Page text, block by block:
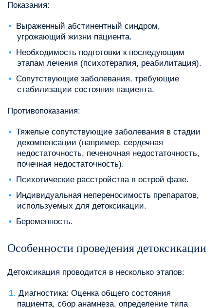
Показания:
Выраженный абстинентный синдром,
угрожающий жизни пациента.
Необходимость подготовки к последующим
этапам лечения (психотерапия, реабилитация).
Сопутствующие заболевания, требующие
стабилизации состояния пациента.
Противопоказания:
Тяжелые сопутствующие заболевания в стадии
декомпенсации (например, сердечная
недостаточность, печеночная недостаточность,
почечная недостаточность).
Психотические расстройства в острой фазе.
Индивидуальная непереносимость препаратов,
используемых для детоксикации.
Беременность.
Особенности проведения детоксикации
Детоксикация проводится в несколько этапов:
Диагностика: Оценка общего состояния
пациента, сбор анамнеза, определение типа